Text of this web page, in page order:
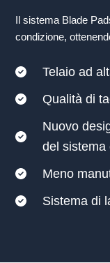
Il sistema Blade
condizione,
Telaio ad
Qualità di
Nuovo
del sistema
Meno
Sistema di